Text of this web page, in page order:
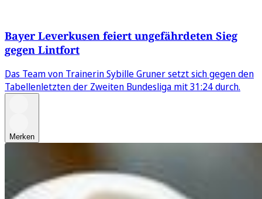
Bayer Leverkusen feiert ungefährdeten Sieg
gegen Lintfort
Das Team von Trainerin Sybille Gruner setzt sich gegen den
Tabellenletzten der Zweiten Bundesliga mit 31:24 durch.
Merken